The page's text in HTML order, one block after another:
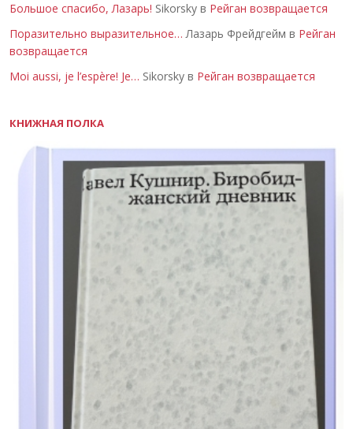
Большое спасибо, Лазарь! Sikorsky в Рейган возвращается
Поразительно выразительное… Лазарь Фрейдгейм в Рейган
возвращается
Moi aussi, je l’espère! Je… Sikorsky в Рейган возвращается
КНИЖНАЯ ПОЛКА